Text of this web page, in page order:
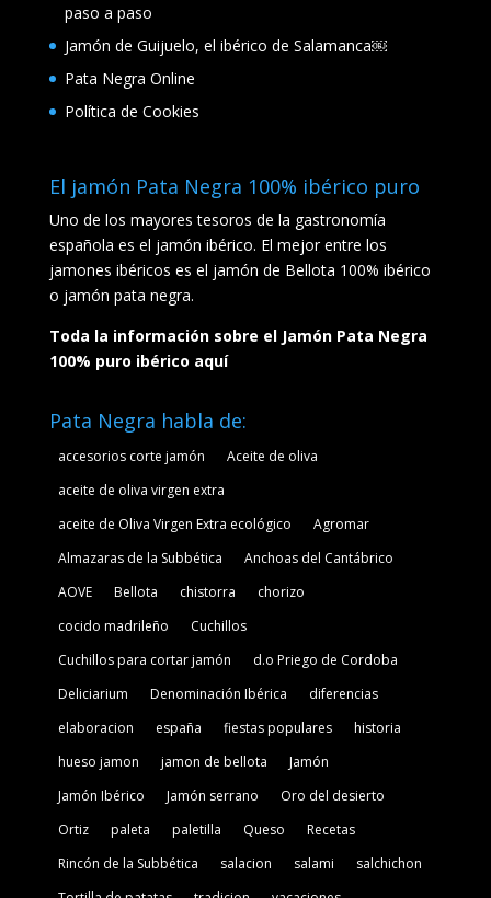
paso a paso
Jamón de Guijuelo, el ibérico de Salamanca￼
Pata Negra Online
Política de Cookies
El jamón Pata Negra 100% ibérico puro
Uno de los mayores tesoros de la gastronomía
española es el jamón ibérico. El mejor entre los
jamones ibéricos es el jamón de Bellota 100% ibérico
o jamón pata negra.
Toda la información sobre el Jamón Pata Negra
100% puro ibérico aquí
Pata Negra habla de:
accesorios corte jamón
Aceite de oliva
aceite de oliva virgen extra
aceite de Oliva Virgen Extra ecológico
Agromar
Almazaras de la Subbética
Anchoas del Cantábrico
AOVE
Bellota chistorra
chorizo
cocido madrileño
Cuchillos
Cuchillos para cortar jamón
d.o Priego de Cordoba
Deliciarium
Denominación Ibérica
diferencias
elaboracion
españa fiestas populares
historia
hueso jamon
jamon de bellota
Jamón
Jamón Ibérico
Jamón serrano
Oro del desierto
Ortiz
paleta paletilla Queso
Recetas
Rincón de la Subbética
salacion salami
salchichon